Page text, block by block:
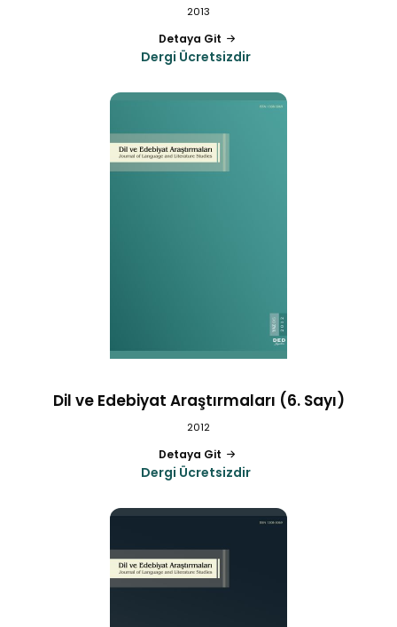
2013
Detaya Git
Dergi Ücretsizdir
Dil ve Edebiyat Araştırmaları (6. Sayı)
2012
Detaya Git
Dergi Ücretsizdir